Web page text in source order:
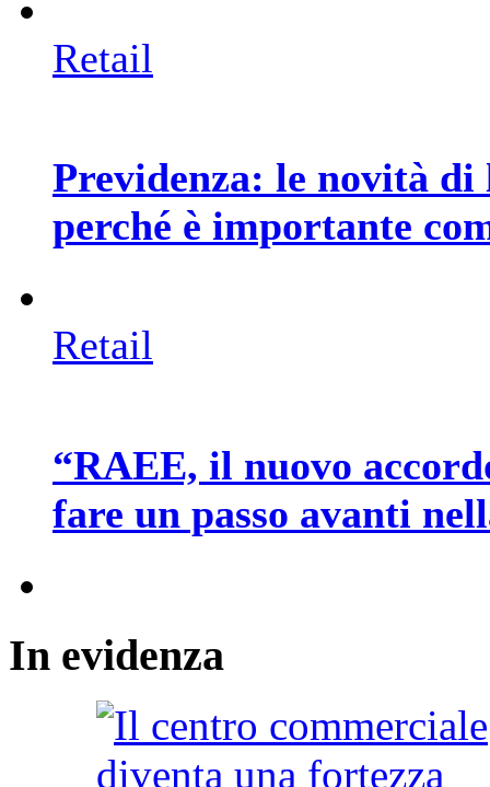
Retail
Previdenza: le novità di
perché è importante
Retail
“RAEE, il nuovo
fare un passo avanti
In evidenza